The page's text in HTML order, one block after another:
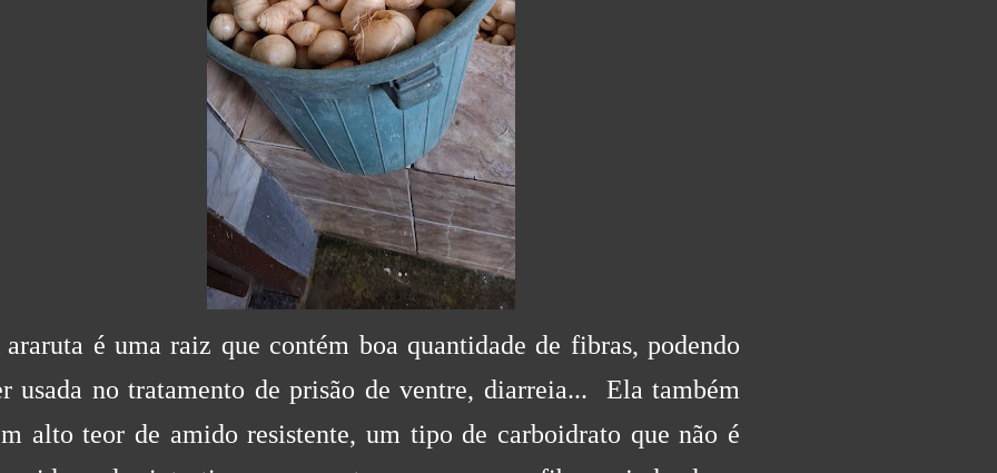
é uma raiz que contém boa quantidade de fibras, podendo
usada no tratamento de prisão de ventre, diarreia... Ela também
alto teor de amido resistente, um tipo de carboidrato que não é